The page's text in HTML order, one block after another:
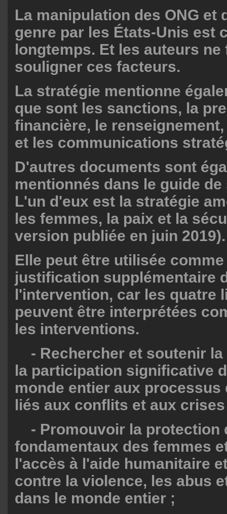
La manipulation des ONG et
genre par les États-Unis est
longtemps. Et les auteurs
souligner ces facteurs.
La stratégie mentionne
que sont les sanctions, la
financière, le
et les communications
D'autres documents sont
mentionnés dans le guide
L'un d'eux est la stratégie
les femmes, la paix et la
version publiée en juin 2019).
Elle peut être utilisée
justification supplémentaire
l'intervention, car les quatre
peuvent être interprétées
les interventions.
- Rechercher et soutenir la
la participation significative
monde entier aux
liés aux conflits et aux
- Promouvoir la protection
fondamentaux des femmes
l'accès à l'aide humanitaire
contre la violence, les abus
dans le monde entier ;